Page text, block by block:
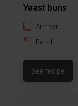
Yeast buns
Air fryer
Bread
See recipe